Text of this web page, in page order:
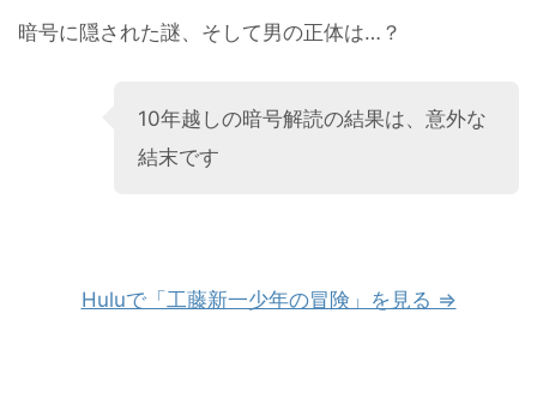
暗号に隠された謎、そして男の正体は…？
10年越しの暗号解読の結果は、意外な
結末です
Huluで「工藤新一少年の冒険」を見る ⇒